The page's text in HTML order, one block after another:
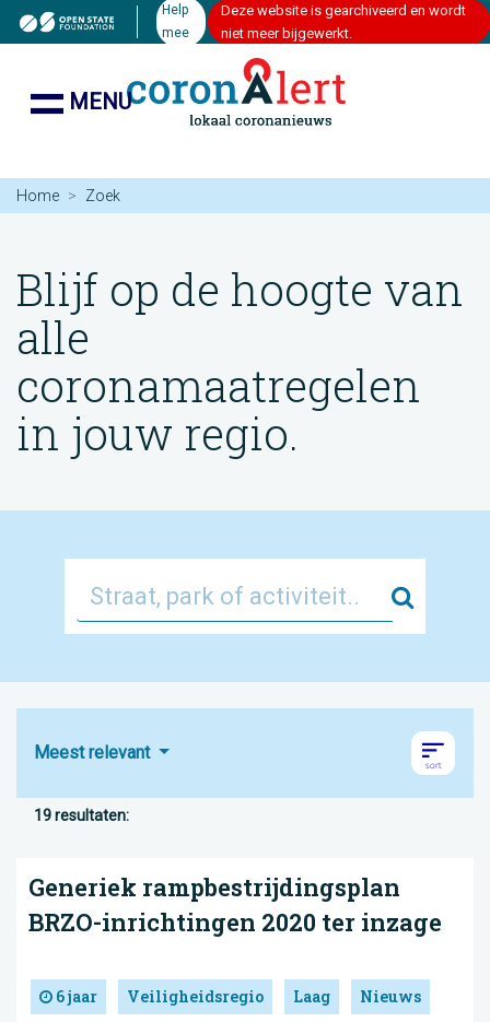
Help
mee
Deze website is gearchiveerd en wordt
niet meer bijgewerkt.
MENU
Home Zoek
Blijf op de hoogte van
alle
coronamaatregelen
in jouw regio.
Zoek
Meest relevant
19 resultaten:
Generiek rampbestrijdingsplan
BRZO-inrichtingen 2020 ter inzage
6 jaar Veiligheidsregio Laag Nieuws